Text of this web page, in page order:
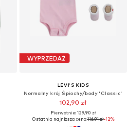
WYPRZEDAŻ
LEVI'S KIDS
Normalny krój Śpiochy/body 'Classic'
102,90 zł
Pierwotnie: 129,90 zł
Ostatnia najniższa cena:116,91 zł-12%